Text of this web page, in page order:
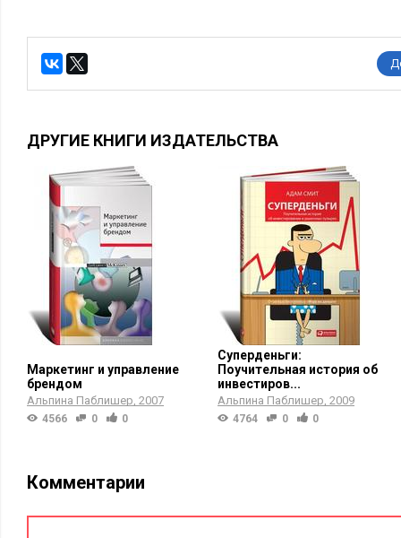
ДРУГИЕ КНИГИ ИЗДАТЕЛЬСТВА
Маркетинг и управление
брендом
Альпина Паблишер 2007
4566 0 0
Суперденьги:
Поучительная история об
инвестиров...
Альпина Паблишер 2009
4764 0 0
Комментарии